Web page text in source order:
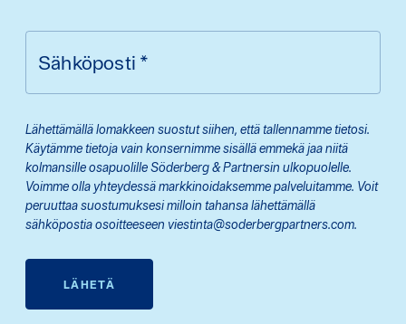
Sähköposti *
Lähettämällä lomakkeen suostut siihen, että tallennamme tietosi.
Käytämme tietoja vain konsernimme sisällä emmekä jaa niitä
kolmansille osapuolille Söderberg & Partnersin ulkopuolelle.
Voimme olla yhteydessä markkinoidaksemme palveluitamme. Voit
peruuttaa suostumuksesi milloin tahansa lähettämällä
sähköpostia osoitteeseen viestinta@soderbergpartners.com.
LÄHETÄ